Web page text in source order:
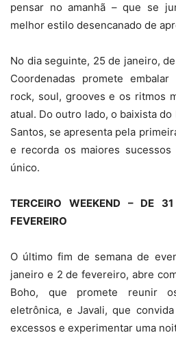
pensar no amanhã – que se
melhor estilo desencanado de
No dia seguinte, 25 de janeiro,
Coordenadas promete
rock, soul, grooves e os ritmos
atual. Do outro lado, o baixista
Santos, se apresenta pela
e recorda os maiores
único.
TERCEIRO WEEKEND – DE
FEVEREIRO
O último fim de semana de
janeiro e 2 de fevereiro, abre
Boho, que promete reunir
eletrônica, e Javali, que
excessos e experimentar uma